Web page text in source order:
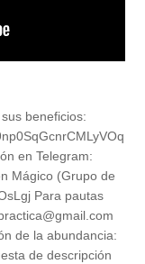
beneficios:
en Telegram:
Mágico (Grupo de
Para pautas
de la abundancia:
de descripción